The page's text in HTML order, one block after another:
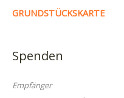
GRUNDSTÜCKSKARTE
Spenden
Empfänger